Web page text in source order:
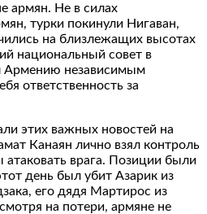
армян. Не в силах
турки покинули Нигаван,
на близлежащих высотах
национальный совет в
Армению независимым
ответственность за
этих важных новостей на
Канаян лично взял контроль
врага. Позиции были
день был убит Азарик из
его дядя Мартирос из
на потери, армяне не